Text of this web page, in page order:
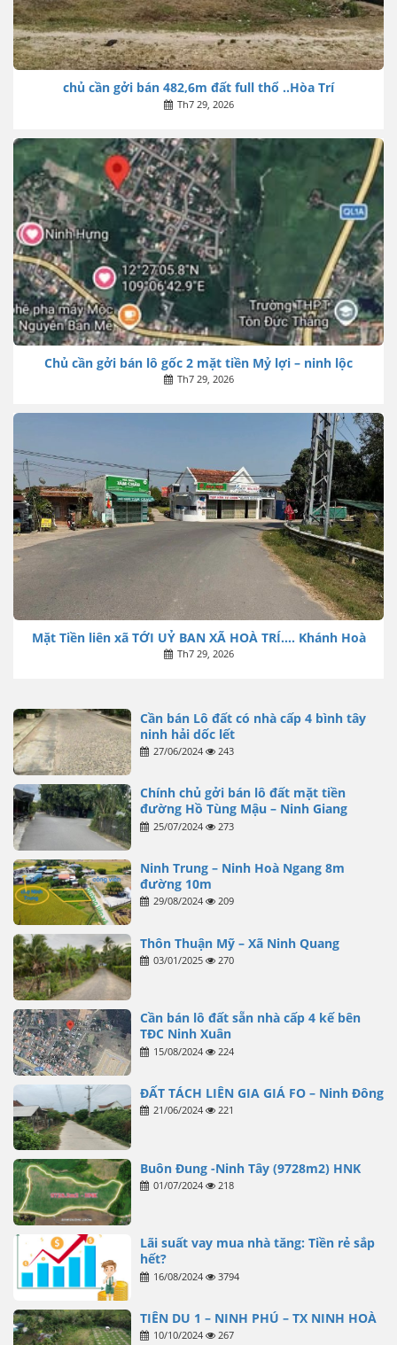
chủ cần gởi bán 482,6m đất full thổ ..Hòa Trí
Th7 29, 2026
Chủ cần gởi bán lô gốc 2 mặt tiền Mỷ lợi – ninh lộc
Th7 29, 2026
Mặt Tiền liên xã TỚI UỶ BAN XÃ HOÀ TRÍ…. Khánh Hoà
Th7 29, 2026
Cần bán Lô đất có nhà cấp 4 bình tây
ninh hải dốc lết
27/06/2024 243
Chính chủ gởi bán lô đất mặt tiền
đường Hồ Tùng Mậu – Ninh Giang
25/07/2024 273
Ninh Trung – Ninh Hoà Ngang 8m
đường 10m
29/08/2024 209
Thôn Thuận Mỹ – Xã Ninh Quang
03/01/2025 270
Cần bán lô đất sẵn nhà cấp 4 kế bên
TĐC Ninh Xuân
15/08/2024 224
ĐẤT TÁCH LIÊN GIA GIÁ FO – Ninh Đông
21/06/2024 221
Buôn Đung -Ninh Tây (9728m2) HNK
01/07/2024 218
Lãi suất vay mua nhà tăng: Tiền rẻ sắp
hết?
16/08/2024 3794
TIÊN DU 1 – NINH PHÚ – TX NINH HOÀ
10/10/2024 267